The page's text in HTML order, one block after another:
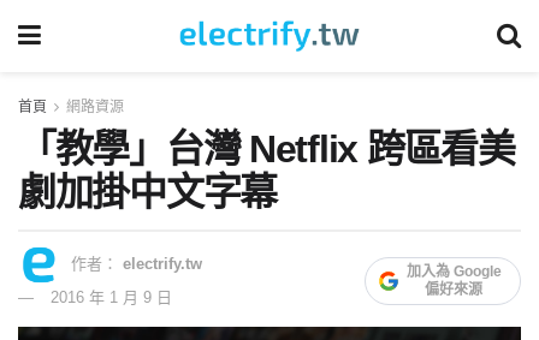
首頁 網路資源
「教學」台灣 Netflix 跨區看美
劇加掛中文字幕
作者： electrify.tw
2016 年 1 月 9 日
加入為 Google
偏好來源